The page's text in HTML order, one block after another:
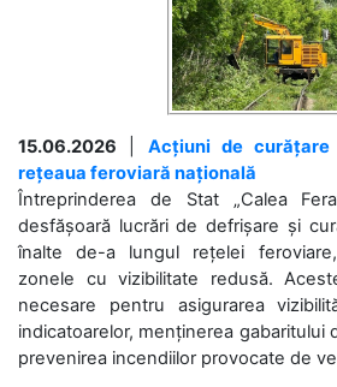
15.06.2026
Acțiuni de
rețeaua feroviară națională
Întreprinderea de Stat „Calea
desfășoară lucrări de defrișare și
înalte de-a lungul rețelei
zonele cu vizibilitate redusă.
necesare pentru asigurarea
indicatoarelor, menținerea gabaritului
prevenirea incendiilor provocate de